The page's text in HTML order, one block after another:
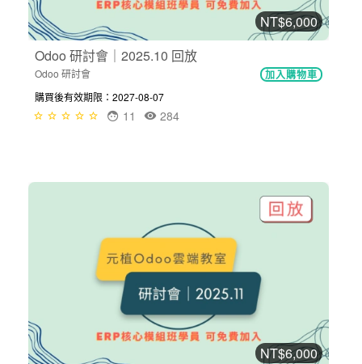
NT$6,000
Odoo 研討會｜2025.10 回放
Odoo 研討會 加入購物車
購買後有效期限：2027-08-07
284
11
NT$6,000